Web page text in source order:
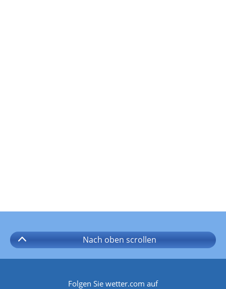
Nach oben scrollen
Folgen Sie wetter.com auf